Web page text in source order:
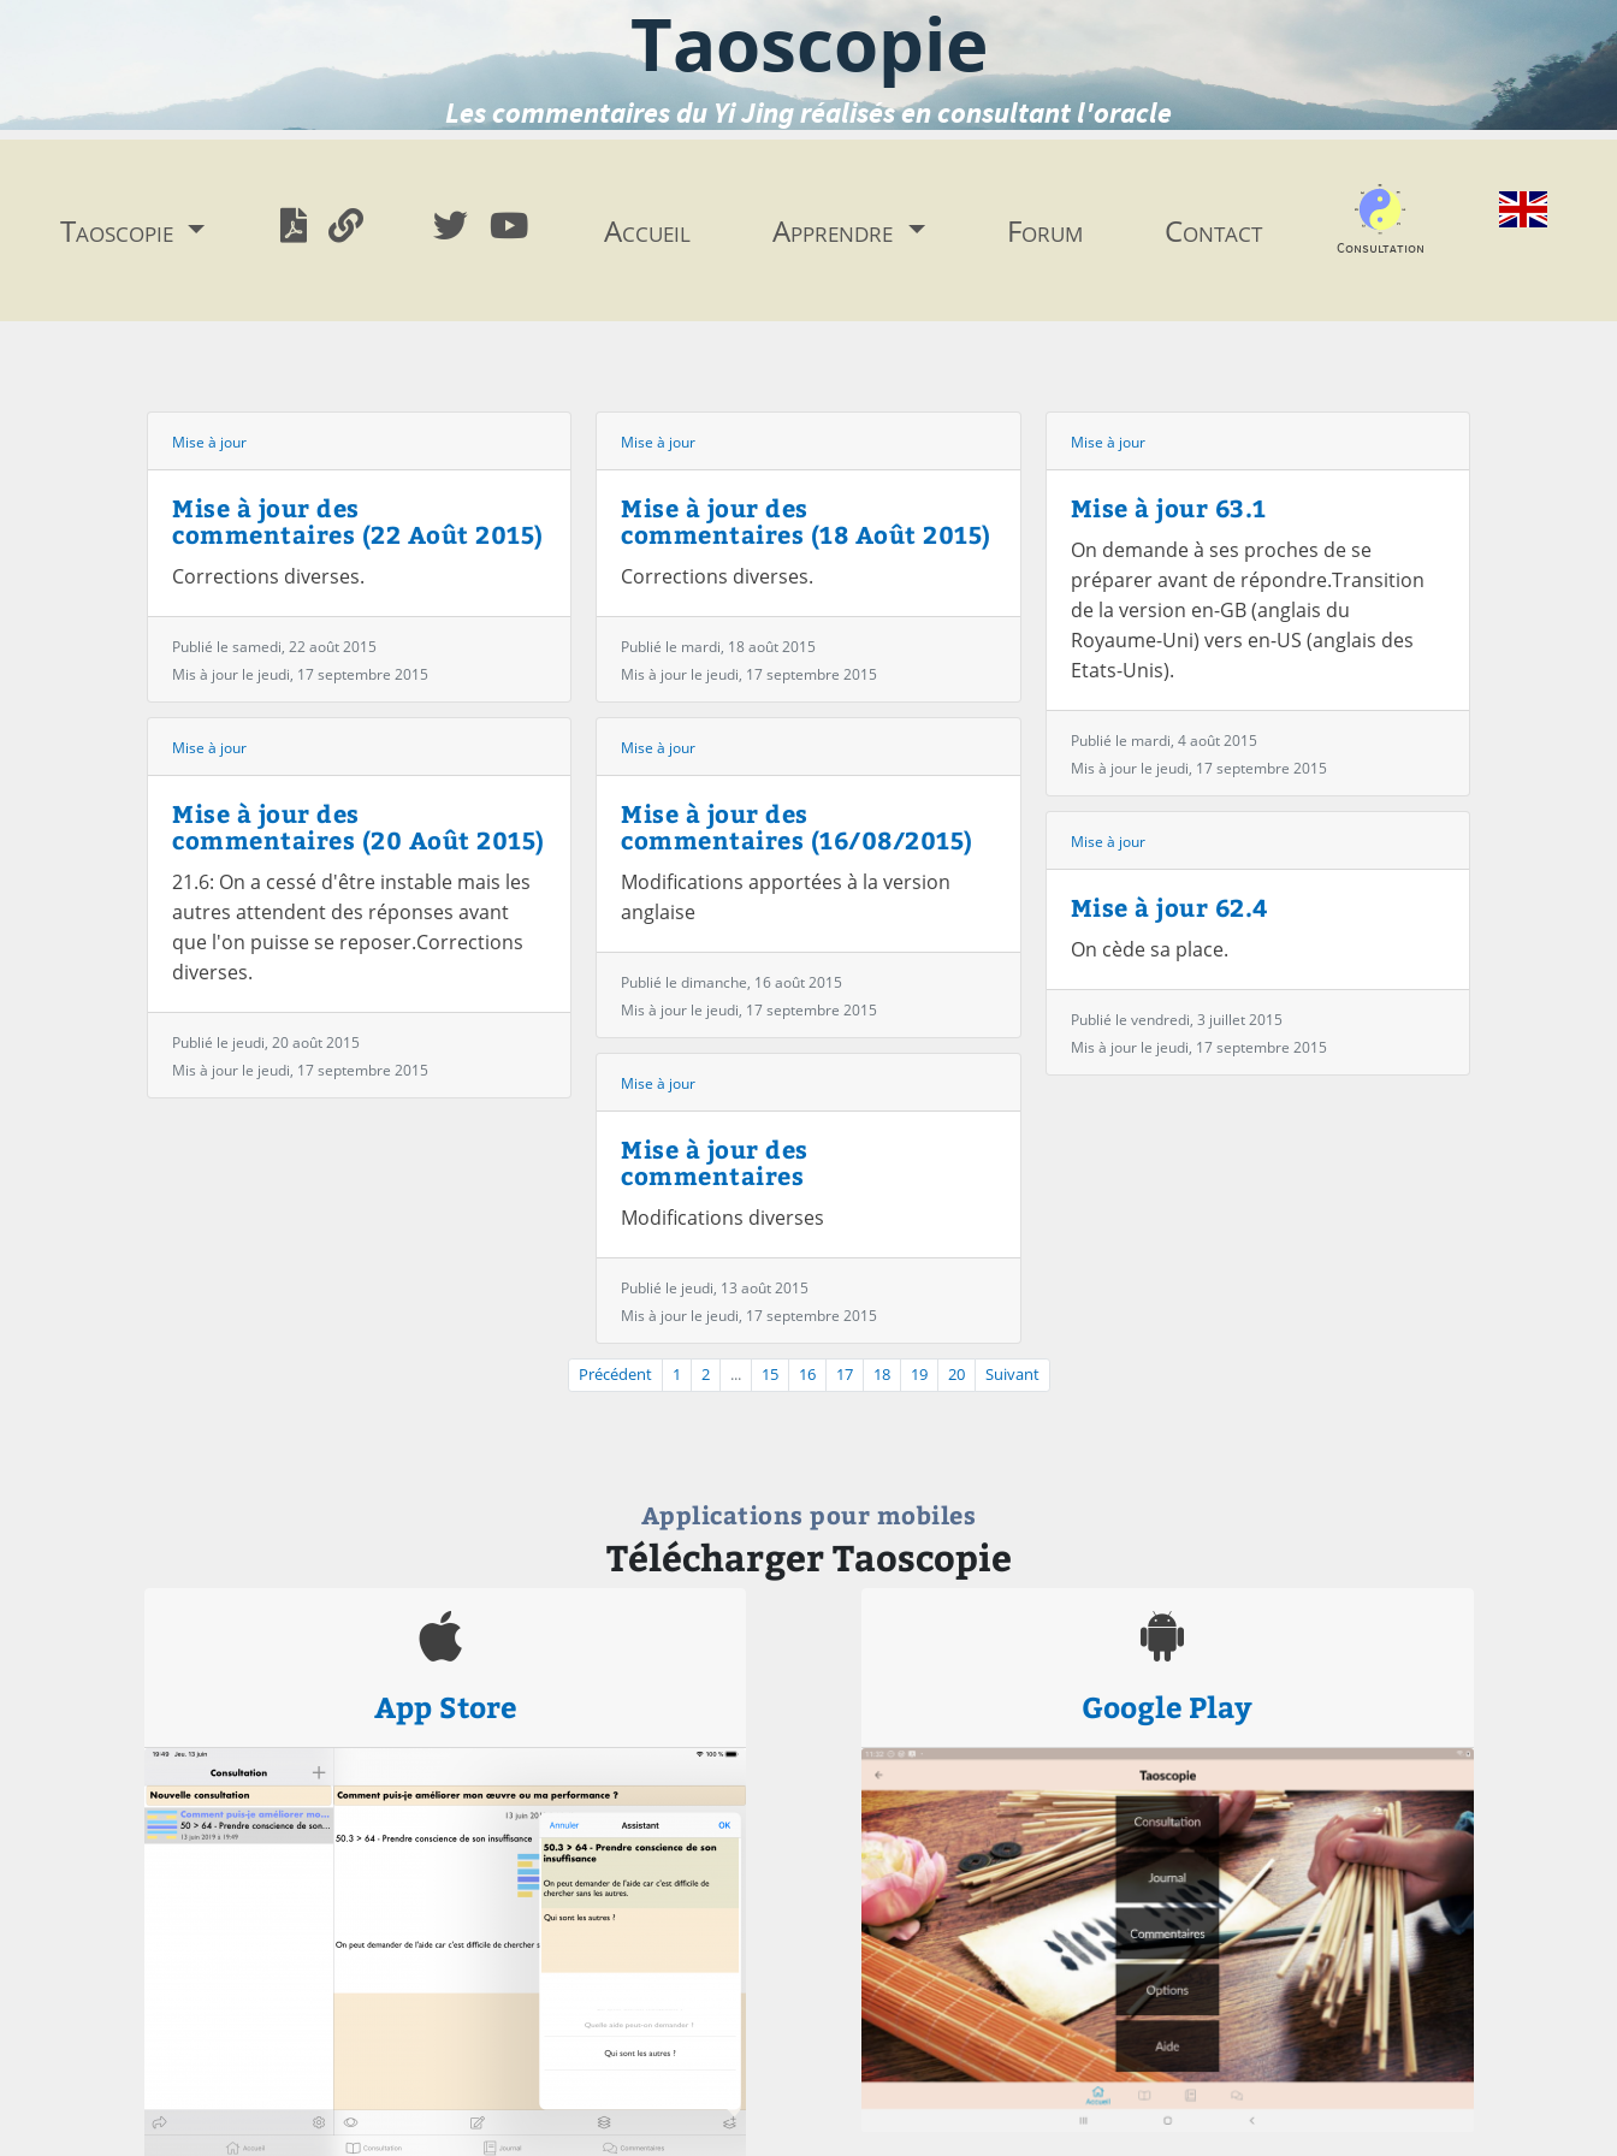
Taoscopie
Les commentaires du Yi Jing réalisés en consultant l'oracle
Taoscopie Accueil Apprendre Forum Contact Consultation
Mise à jour
Mise à jour des
commentaires (22 Août 2015)
Corrections diverses.
Publié le samedi, 22 août 2015
Mis à jour le jeudi, 17 septembre 2015
Mise à jour
Mise à jour des
commentaires (20 Août 2015)
21.6: On a cessé d'être instable mais les
autres attendent des réponses avant
que l'on puisse se reposer.Corrections
diverses.
Publié le jeudi, 20 août 2015
Mis à jour le jeudi, 17 septembre 2015
Mise à jour
Mise à jour des
commentaires (18 Août 2015)
Corrections diverses.
Publié le mardi, 18 août 2015
Mis à jour le jeudi, 17 septembre 2015
Mise à jour
Mise à jour des
commentaires (16/08/2015)
Modifications apportées à la version
anglaise
Publié le dimanche, 16 août 2015
Mis à jour le jeudi, 17 septembre 2015
Mise à jour
Mise à jour des
commentaires
Modifications diverses
Publié le jeudi, 13 août 2015
Mis à jour le jeudi, 17 septembre 2015
Mise à jour
Mise à jour 63.1
On demande à ses proches de se
préparer avant de répondre.Transition
de la version en-GB (anglais du
Royaume-Uni) vers en-US (anglais des
Etats-Unis).
Publié le mardi, 4 août 2015
Mis à jour le jeudi, 17 septembre 2015
Mise à jour
Mise à jour 62.4
On cède sa place.
Publié le vendredi, 3 juillet 2015
Mis à jour le jeudi, 17 septembre 2015
Précédent 1 2 ... 15 16 17 18 19 20 Suivant
Applications pour mobiles
Télécharger Taoscopie
App Store Google Play